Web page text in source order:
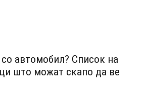
со автомобил? Список на
што можат скапо да ве